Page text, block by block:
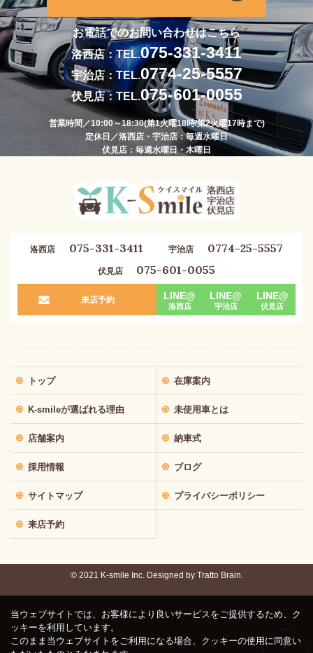
お電話でのお問い合わせはこちら
洛西店：TEL.075-331-3411
宇治店：TEL.0774-25-5557
伏見店：TEL.075-601-0055
営業時間／10:00～18:30(第1火曜18時/第2火曜17時まで)
定休日／洛西店・宇治店：毎週水曜日
伏見店：毎週水曜日・木曜日
洛西店 075-331-3411 宇治店 0774-25-5557
伏見店 075-601-0055
来店予約 LINE@
洛西店
LINE@
宇治店
LINE@
伏見店
トップ 在庫案内
K-smileが選ばれる理由 未使用車とは
店舗案内 納車式
採用情報 ブログ
サイトマップ プライバシーポリシー
来店予約
© 2021 K-smile Inc. Designed by Tratto Brain.
当ウェブサイトでは、お客様により良いサービスをご提供するため、ク
ッキーを利用しています。
このまま当ウェブサイトをご利用になる場合、クッキーの使用に同意い